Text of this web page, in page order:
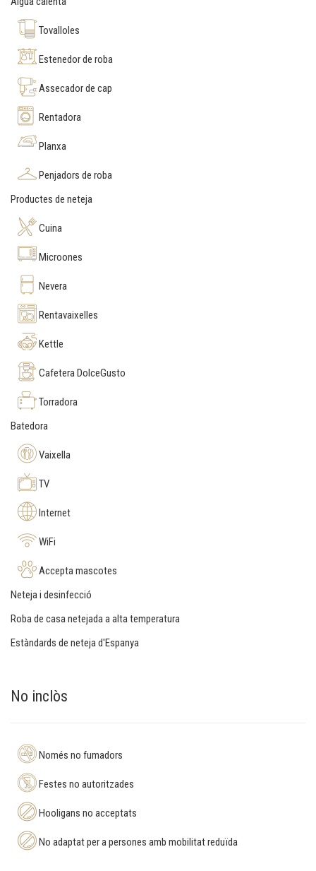
Tovalloles
Estenedor de roba
Assecador de cap
Rentadora
Planxa
Penjadors de roba
Productes de neteja
Cuina
Microones
Nevera
Rentavaixelles
Kettle
Cafetera DolceGusto
Torradora
Batedora
Vaixella
TV
Internet
WiFi
Accepta mascotes
Neteja i desinfecció
Roba de casa netejada a alta temperatura
Estàndards de neteja d'Espanya
No inclòs
Només no fumadors
Festes no autoritzades
Hooligans no acceptats
No adaptat per a persones amb mobilitat reduïda